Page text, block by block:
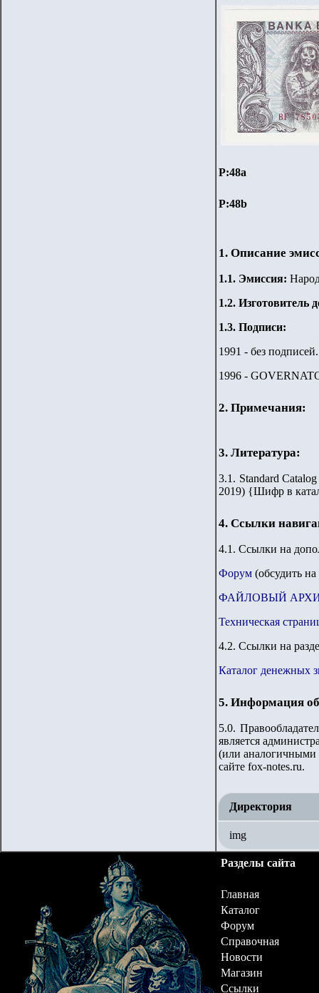
P:48а
P:48b
1. Описание
1.1. Эмиссия:
1.2. Изготовитель
1.3. Подписи:
1991 - без подписей.
1996 -
2. Примечания:
3. Литература:
3.1. Standard
2019) {Шифр в
4. Ссылки
4.1. Ссылки на
Форум (обсудить
ФАЙЛОВЫЙ
Техническая
4.2. Ссылки на
Каталог денежных
5. Информация
5.0.
является
(или аналогичными
сайте fox-notes.ru.
Директория
img
Разделы сайта
Главная
Каталог
Форум
Справочная
Новости
Магазин
Ссылки